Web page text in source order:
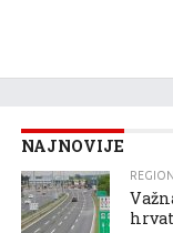
NAJNOVIJE
REGION